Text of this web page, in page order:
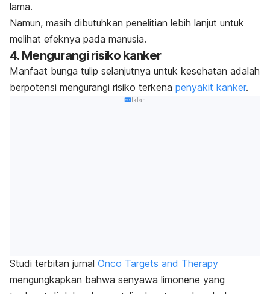
lama.
Namun, masih dibutuhkan penelitian lebih lanjut untuk
melihat efeknya pada manusia.
4. Mengurangi risiko kanker
Manfaat bunga tulip selanjutnya untuk kesehatan adalah
berpotensi mengurangi risiko terkena penyakit kanker.
Iklan
Studi terbitan jurnal Onco Targets and Therapy
mengungkapkan bahwa senyawa limonene yang